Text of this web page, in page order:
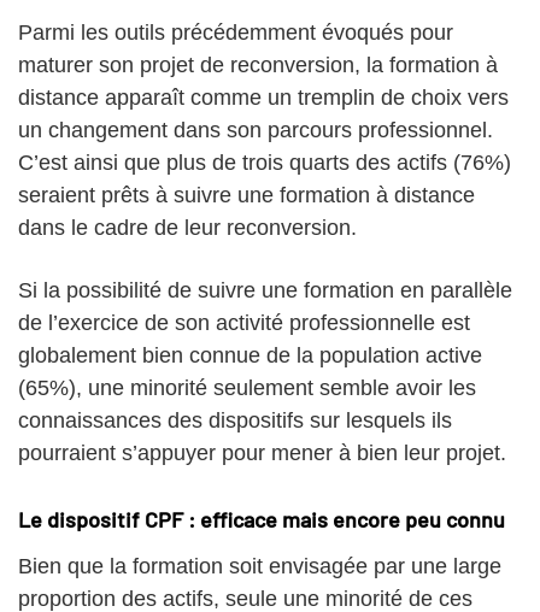
Parmi les outils précédemment évoqués pour
maturer son projet de reconversion, la formation à
distance apparaît comme un tremplin de choix vers
un changement dans son parcours professionnel.
C’est ainsi que plus de trois quarts des actifs (76%)
seraient prêts à suivre une formation à distance
dans le cadre de leur reconversion.
Si la possibilité de suivre une formation en parallèle
de l’exercice de son activité professionnelle est
globalement bien connue de la population active
(65%), une minorité seulement semble avoir les
connaissances des dispositifs sur lesquels ils
pourraient s’appuyer pour mener à bien leur projet.
Le dispositif CPF : efficace mais encore peu connu
Bien que la formation soit envisagée par une large
proportion des actifs, seule une minorité de ces